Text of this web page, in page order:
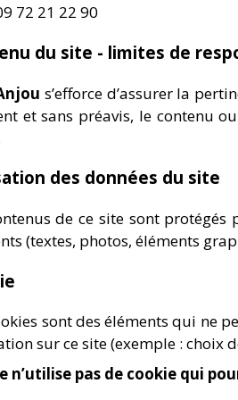
72 21 22 90
du site - limites de
s’efforce d’assurer la
et sans préavis, le contenu
des données du site
de ce site sont
(textes, photos, éléments
sont des éléments qui ne
sur ce site (exemple : choix
n’utilise pas de cookie qui